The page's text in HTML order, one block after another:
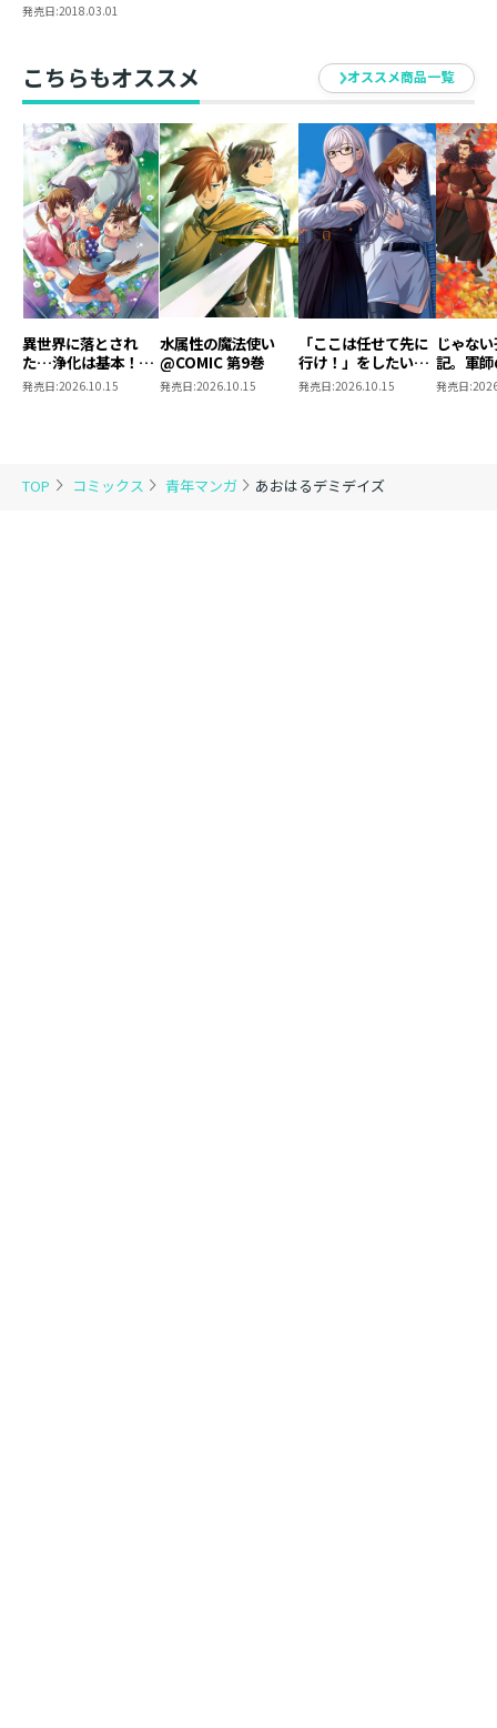
TOP コミックス 青年マンガ あおはるデミデイズ
発売日:2018.03.01
こちらもオススメ オススメ商品一覧
異世界に落とされ
た…浄化は基本！
@COMIC 第7巻
発売日:2026.10.15
水属性の魔法使い
@COMIC 第9巻
発売日:2026.10.15
「ここは任せて先に
行け！」をしたい死
にたがりの望まぬ宇
発売日:2026.10.15
じゃな
記。軍
われま
発売日: